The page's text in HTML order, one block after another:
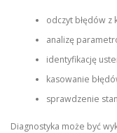
odczyt błędów
analizę
identyfikację
kasowanie
sprawdzenie
Diagnostyka może być